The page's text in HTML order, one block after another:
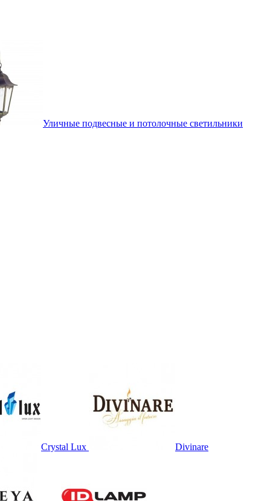
Уличные подвесные и потолочные светильники
Crystal Lux Divinare